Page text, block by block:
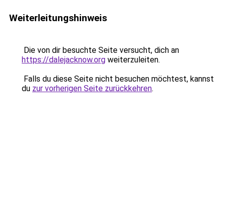
Weiterleitungshinweis
Die von dir besuchte Seite versucht, dich an
https://dalejacknow.org weiterzuleiten.
Falls du diese Seite nicht besuchen möchtest, kannst
du zur vorherigen Seite zurückkehren.